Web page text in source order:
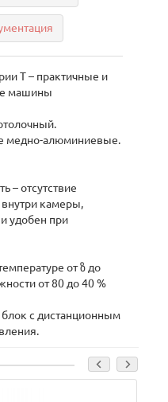
Т – практичные и
машины
медно-алюминиевые.
– отсутствие
камеры,
удобен при
от ზ до
от 80 до 40 %
с дистанционным